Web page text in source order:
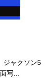
ャクソン5
写...